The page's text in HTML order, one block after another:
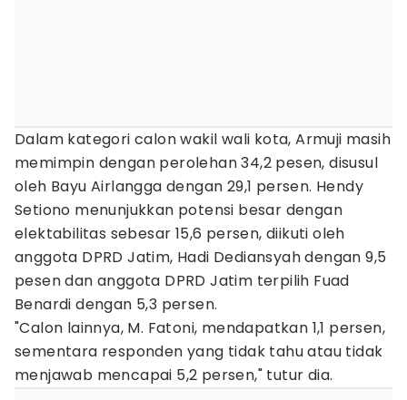
Dalam kategori calon wakil wali kota, Armuji masih
memimpin dengan perolehan 34,2 pesen, disusul
oleh Bayu Airlangga dengan 29,1 persen. Hendy
Setiono menunjukkan potensi besar dengan
elektabilitas sebesar 15,6 persen, diikuti oleh
anggota DPRD Jatim, Hadi Dediansyah dengan 9,5
pesen dan anggota DPRD Jatim terpilih Fuad
Benardi dengan 5,3 persen.
"Calon lainnya, M. Fatoni, mendapatkan 1,1 persen,
sementara responden yang tidak tahu atau tidak
menjawab mencapai 5,2 persen," tutur dia.